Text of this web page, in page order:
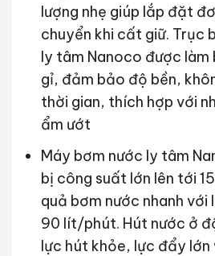
lượng nhẹ giúp lắp đặt
chuyển khi cất giữ. Trục
ly tâm Nanoco được làm
gỉ, đảm bảo độ bền,
thời gian, thích hợp với
ẩm ướt
Máy bơm nước ly tâm
bị công suất lớn lên tới
quả bơm nước nhanh với
90 lít/phút. Hút nước ở
lực hút khỏe, lực đẩy